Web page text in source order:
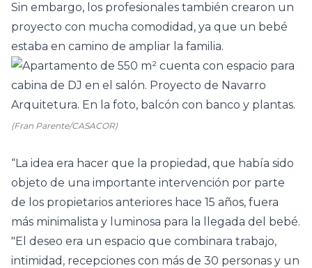
Sin embargo, los profesionales también crearon un
proyecto con mucha comodidad, ya que un bebé
estaba en camino de ampliar la familia.
(Fran Parente/CASACOR)
“La idea era hacer que la propiedad, que había sido
objeto de una importante intervención por parte
de los propietarios anteriores hace 15 años, fuera
más minimalista y luminosa para la llegada del bebé.
"El deseo era un espacio que combinara trabajo,
intimidad, recepciones con más de 30 personas y un